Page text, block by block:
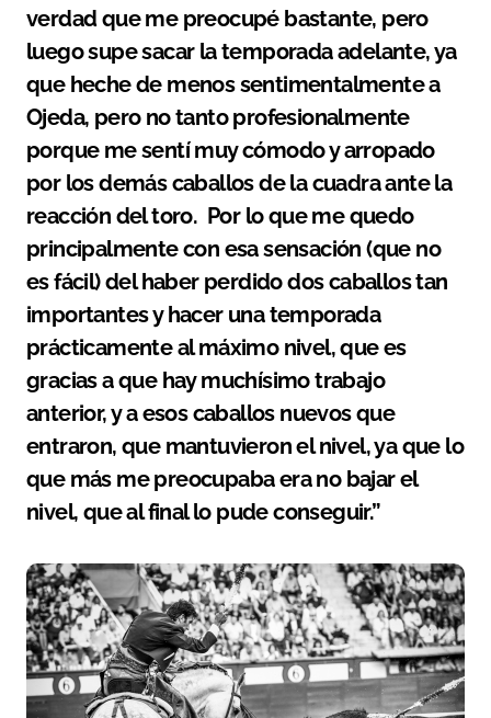
verdad que me preocupé bastante, pero
luego supe sacar la temporada adelante, ya
que heche de menos sentimentalmente a
Ojeda, pero no tanto profesionalmente
porque me sentí muy cómodo y arropado
por los demás caballos de la cuadra ante la
reacción del toro. Por lo que me quedo
principalmente con esa sensación (que no
es fácil) del haber perdido dos caballos tan
importantes y hacer una temporada
prácticamente al máximo nivel, que es
gracias a que hay muchísimo trabajo
anterior, y a esos caballos nuevos que
entraron, que mantuvieron el nivel, ya que lo
que más me preocupaba era no bajar el
nivel, que al final lo pude conseguir.”